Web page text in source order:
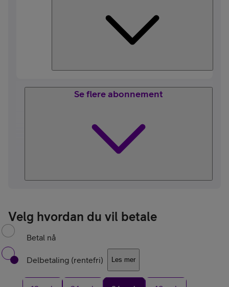
Se flere abonnement
Velg hvordan du vil betale
Betal nå
Delbetaling (rentefri) Les mer